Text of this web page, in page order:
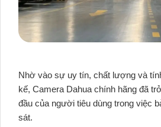
Nhờ vào sự uy tín, chất lượng và
kế, Camera Dahua chính hãng đã
đầu của người tiêu dùng trong việc
sát.